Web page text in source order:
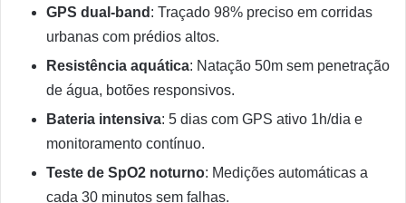
GPS dual-band : Traçado 98% preciso em corridas
urbanas com prédios altos.
Resistência aquática: Natação 50m sem penetração
de água, botões responsivos.
Bateria intensiva: 5 dias com GPS ativo 1h/dia e
monitoramento contínuo.
Teste de SpO2 noturno: Medições automáticas a
cada 30 minutos sem falhas.